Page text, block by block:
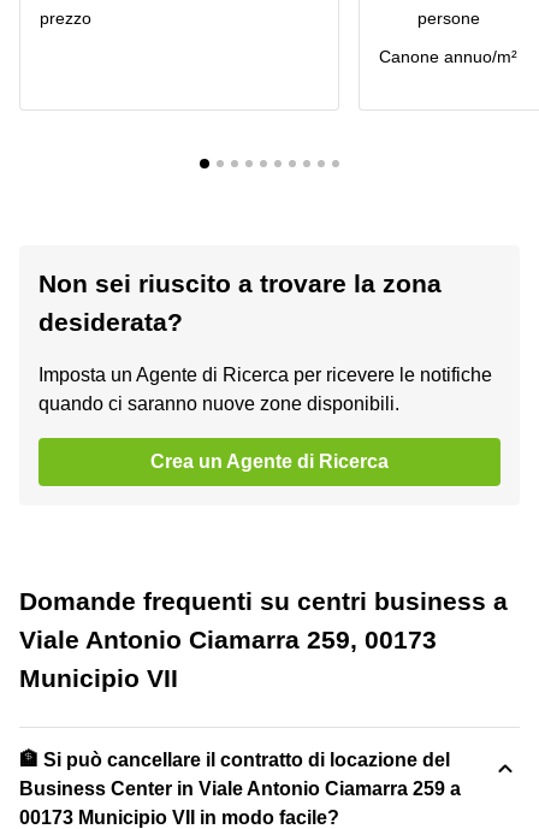
prezzo
persone
Canone annuo/m²
Non sei riuscito a trovare la zona
desiderata?
Imposta un Agente di Ricerca per ricevere le notifiche
quando ci saranno nuove zone disponibili.
Crea un Agente di Ricerca
Domande frequenti su centri business a
Viale Antonio Ciamarra 259, 00173
Municipio VII
🏦 Si può cancellare il contratto di locazione del
Business Center in Viale Antonio Ciamarra 259 a
00173 Municipio VII in modo facile?